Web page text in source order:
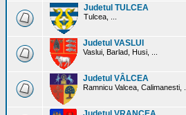
Judetul TULCEA
Tulcea, ...
Judetul VASLUI
Vaslui, Barlad, Husi, ...
Judetul VÂLCEA
Ramnicu Valcea, Calimanesti, ...